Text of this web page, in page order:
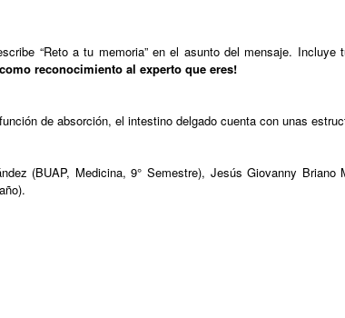
“Reto a tu memoria” en el asunto del mensaje.
como reconocimiento al experto que eres!
de absorción, el intestino delgado cuenta con unas
(BUAP, Medicina, 9° Semestre), Jesús Giovanny